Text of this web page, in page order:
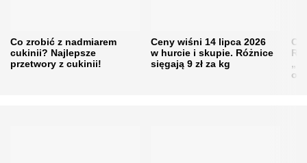
Co zrobić z nadmiarem
cukinii? Najlepsze
przetwory z cukinii!
Ceny wiśni 14 lipca 2026
w hurcie i skupie. Różnice
sięgają 9 zł za kg